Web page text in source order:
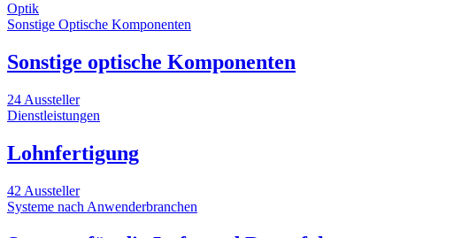
Optik
Sonstige Optische Komponenten
Sonstige optische Komponenten
24 Aussteller
Dienstleistungen
Lohnfertigung
42 Aussteller
Systeme nach Anwenderbranchen